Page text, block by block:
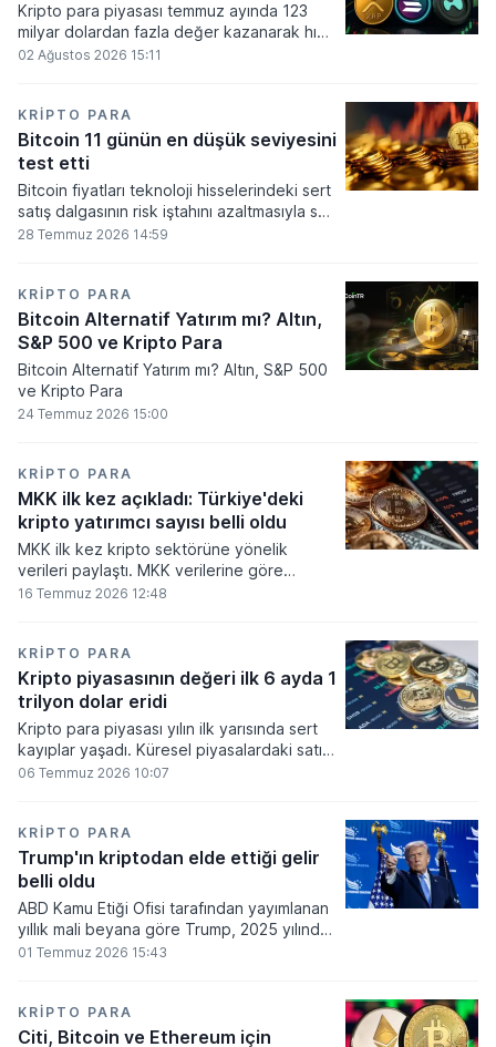
Kripto para piyasası temmuz ayında 123
milyar dolardan fazla değer kazanarak hızlı
bir toparlanma sürecine girdi. Bitcoin ve
2 trilyon 159 milyar 780 milyon dolar
seviyesine ulaştı.
02 Ağustos 2026 15:11
KRIPTO PARA
Bitcoin 11 günün en düşük seviyesini
test etti
Bitcoin fiyatları teknoloji hisselerindeki sert
satış dalgasının risk iştahını azaltmasıyla son
11 günün en düşük seviyesine indi.
28 Temmuz 2026 14:59
KRIPTO PARA
Bitcoin Alternatif Yatırım mı? Altın,
S&P 500 ve Kripto Para
Bitcoin Alternatif Yatırım mı? Altın, S&P 500
ve Kripto Para
24 Temmuz 2026 15:00
KRIPTO PARA
MKK ilk kez açıkladı: Türkiye'deki
kripto yatırımcı sayısı belli oldu
MKK ilk kez kripto sektörüne yönelik
verileri paylaştı. MKK verilerine göre
platformlarda bugüne kadar 5,6 milyon
olarak belirlendi.
16 Temmuz 2026 12:48
KRIPTO PARA
Kripto piyasasının değeri ilk 6 ayda 1
trilyon dolar eridi
Kripto para piyasası yılın ilk yarısında sert
kayıplar yaşadı. Küresel piyasalardaki satış
baskısı ve artan faiz baskısının etkisiyle
06 Temmuz 2026 10:07
KRIPTO PARA
Trump'ın kriptodan elde ettiği gelir
belli oldu
ABD Kamu Etiği Ofisi tarafından yayımlanan
yıllık mali beyana göre Trump, 2025 yılında
kripto para ve memecoin faaliyetlerinden
01 Temmuz 2026 15:43
KRIPTO PARA
Citi, Bitcoin ve Ethereum için